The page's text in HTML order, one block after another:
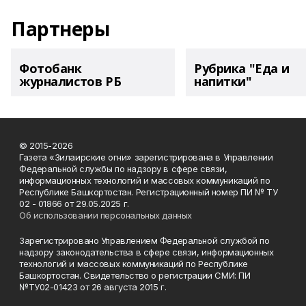
Партнеры
Фотобанк
журналистов РБ
Рубрика "Еда и
напитки"
© 2015-2026
Газета «Зилаирские огни» зарегистрирована в Управлении
Федеральной службы по надзору в сфере связи,
информационных технологий и массовых коммуникаций по
Республике Башкортостан. Регистрационный номер ПИ № ТУ
02 - 01866 от 29.05.2025 г.
Об использовании персональных данных
Зарегистрировано Управлением Федеральной службой по
надзору законодательства в сфере связи, информационных
технологий и массовых коммуникаций по Республике
Башкортостан. Свидетельство о регистрации СМИ: ПИ
№ТУ02-01423 от 26 августа 2015 г.